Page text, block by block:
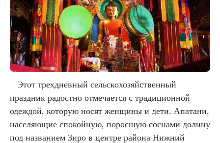
Этот трехдневный сельскохозяйственный
праздник радостно отмечается с традиционной
одеждой, которую носят женщины и дети. Апатани,
населяющие спокойную, поросшую соснами долину
под названием Зиро в центре района Нижний